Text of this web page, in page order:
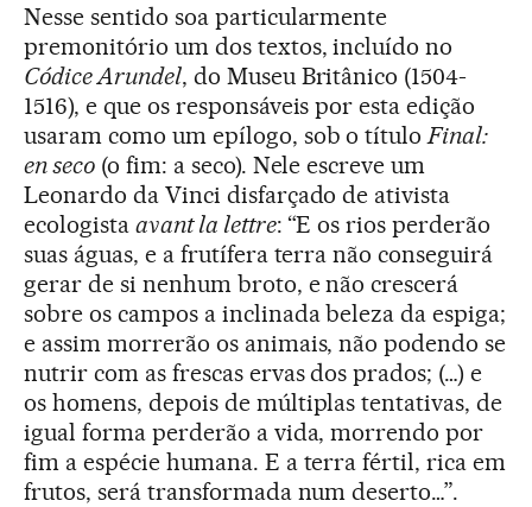
Nesse sentido soa particularmente
premonitório um dos textos, incluído no
Códice Arundel, do Museu Britânico (1504-
1516), e que os responsáveis por esta edição
usaram como um epílogo, sob o título Final:
en seco(o fim: a seco). Nele escreve um
Leonardo da Vinci disfarçado de ativista
ecologista avant la lettre: “E os rios perderão
suas águas, e a frutífera terra não conseguirá
gerar de si nenhum broto, e não crescerá
sobre os campos a inclinada beleza da espiga;
e assim morrerão os animais, não podendo se
nutrir com as frescas ervas dos prados; (…) e
os homens, depois de múltiplas tentativas, de
igual forma perderão a vida, morrendo por
fim a espécie humana. E a terra fértil, rica em
frutos, será transformada num deserto…”.